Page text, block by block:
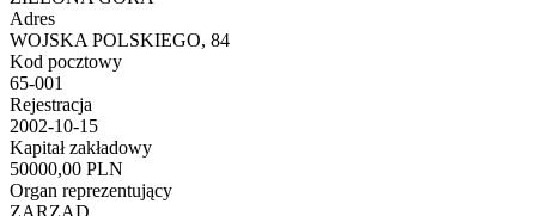
Adres
WOJSKA POLSKIEGO, 84
Kod pocztowy
65-001
Rejestracja
2002-10-15
Kapitał zakładowy
50000,00 PLN
Organ reprezentujący